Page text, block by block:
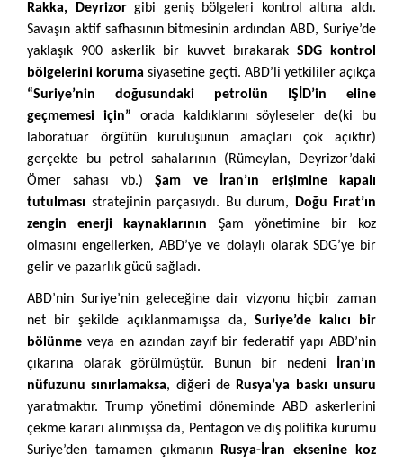
Rakka, Deyrizorgibi geniş bölgeleri kontrol altına aldı.
Savaşın aktif safhasının bitmesinin ardından ABD, Suriye’de
yaklaşık 900 askerlik bir kuvvet bırakarak SDG kontrol
bölgelerini koruma siyasetine geçti. ABD’li yetkililer açıkça
“Suriye’nin doğusundaki petrolün IŞİD’in eline
geçmemesi için” orada kaldıklarını söyleseler de(ki bu
laboratuar örgütün kuruluşunun amaçları çok açıktır)
gerçekte bu petrol sahalarının (Rümeylan, Deyrizor’daki
Ömer sahası vb.)Şam ve İran’ın erişimine kapalı
tutulması stratejinin parçasıydı. Bu durum, Doğu Fırat’ın
zengin enerji kaynaklarının Şam yönetimine bir koz
olmasını engellerken, ABD’ye ve dolaylı olarak SDG’ye bir
gelir ve pazarlık gücü sağladı.
ABD’nin Suriye’nin geleceğine dair vizyonu hiçbir zaman
net bir şekilde açıklanmamışsa da, Suriye’de kalıcı bir
bölünme veya en azından zayıf bir federatif yapı ABD’nin
çıkarına olarak görülmüştür. Bunun bir nedeni İran’ın
nüfuzunu sınırlamaksa, diğeri de Rusya’ya baskı unsuru
yaratmaktır. Trump yönetimi döneminde ABD askerlerini
çekme kararı alınmışsa da, Pentagon ve dış politika kurumu
Suriye’den tamamen çıkmanın Rusya-İran eksenine koz